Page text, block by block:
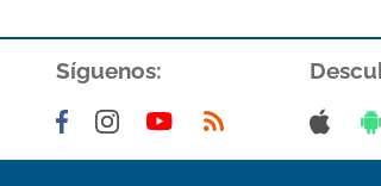
Síguenos: